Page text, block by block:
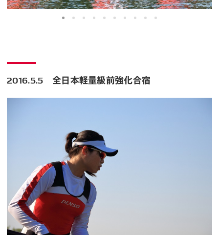
2016.5.5 全日本軽量級前強化合宿